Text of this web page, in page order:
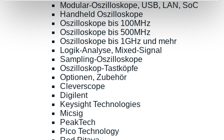
Modular-Oszilloskope, USB, LAN, SoC
Handheld Oszilloskope
Oszilloskope bis 100MHz
Oszilloskope bis 500MHz
Oszilloskope bis 1GHz und mehr
Logik-Analyse, Mixed-Signal
Sampling-Oszilloskope
Oszilloskop-Tastköpfe
Optionen, Zubehör
Cleverscope
Digilent
Keysight Technologies
Micsig
PeakTech
Pico Technology